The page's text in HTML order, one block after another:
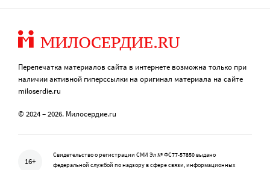
Перепечатка материалов сайта в интернете возможна только при
наличии активной гиперссылки на оригинал материала на сайте
miloserdie.ru
© 2024 – 2026. Милосердие.ru
16+
Свидетельство о регистрации СМИ Эл № ФС77-57850 выдано
федеральной службой по надзору в сфере связи, информационных